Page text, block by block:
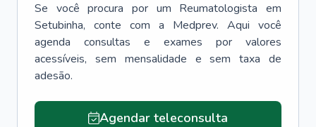
Se você procura por um Reumatologista em
Setubinha, conte com a Medprev. Aqui você
agenda consultas e exames por valores
acessíveis, sem mensalidade e sem taxa de
adesão.
Agendar teleconsulta